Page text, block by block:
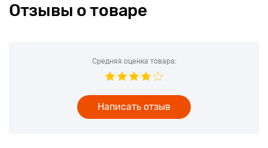
Отзывы о товаре
Средняя оценка товара:
Написать отзыв